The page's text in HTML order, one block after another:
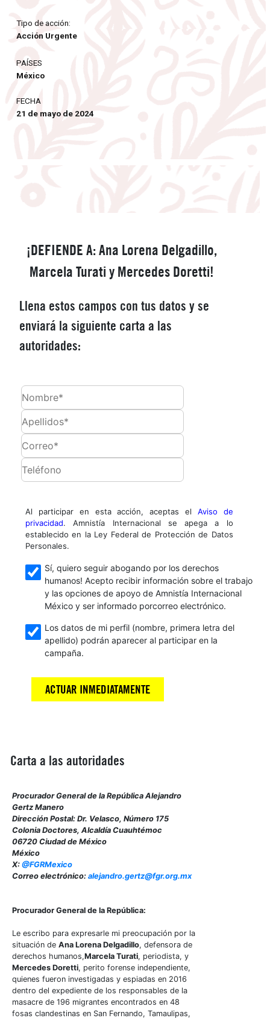
Tipo de acción:
Acción Urgente
PAÍSES
México
FECHA
21 de mayo de 2024